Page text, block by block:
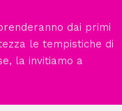
dai primi
le tempistiche di
la invitiamo a